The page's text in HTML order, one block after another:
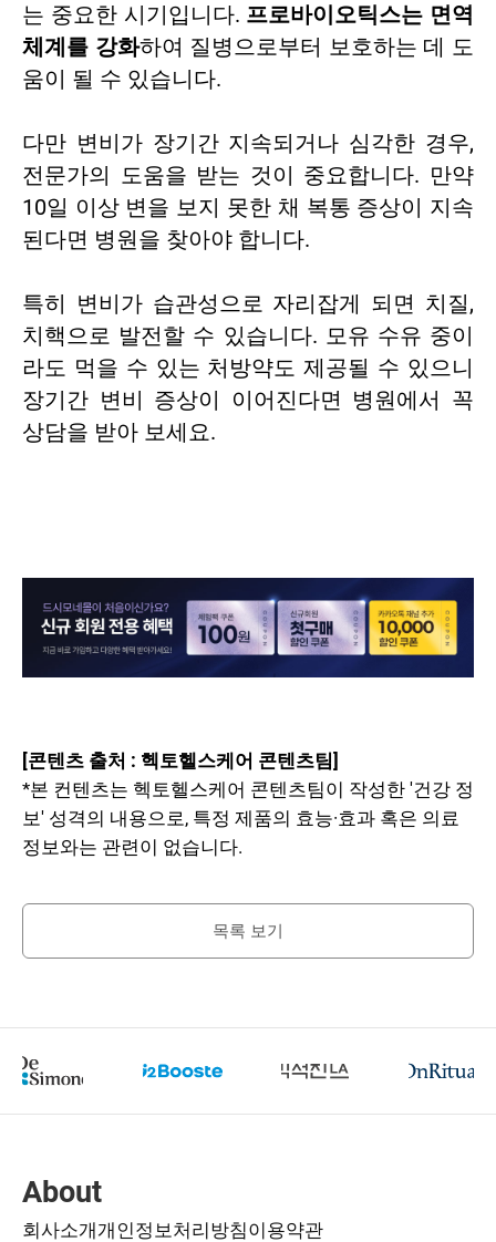
는 중요한 시기입니다. 프로바이오틱스는 면역
체계를 강화하여 질병으로부터 보호하는 데 도
움이 될 수 있습니다.
다만 변비가 장기간 지속되거나 심각한 경우,
전문가의 도움을 받는 것이 중요합니다. 만약
10일 이상 변을 보지 못한 채 복통 증상이 지속
된다면 병원을 찾아야 합니다.
특히 변비가 습관성으로 자리잡게 되면 치질,
치핵으로 발전할 수 있습니다. 모유 수유 중이
라도 먹을 수 있는 처방약도 제공될 수 있으니
장기간 변비 증상이 이어진다면 병원에서 꼭
상담을 받아 보세요.
[콘텐츠 출처 : 헥토헬스케어 콘텐츠팀]
*본 컨텐츠는 헥토헬스케어 콘텐츠팀이 작성한 '건강 정
보' 성격의 내용으로, 특정 제품의 효능·효과 혹은 의료
정보와는 관련이 없습니다.
목록 보기
About
회사소개개인정보처리방침이용약관